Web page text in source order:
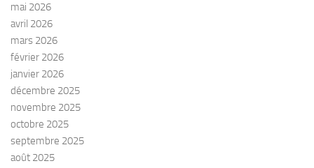
mai 2026
avril 2026
mars 2026
février 2026
janvier 2026
décembre 2025
novembre 2025
octobre 2025
septembre 2025
août 2025